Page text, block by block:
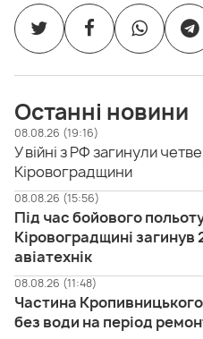
Останні новини
08.08.26 (19:16)
У війні з РФ загинули
Кіровоградщини
08.08.26 (15:56)
Під час бойового
Кіровоградщині загинув
авіатехнік
08.08.26 (11:48)
Частина
без води на період